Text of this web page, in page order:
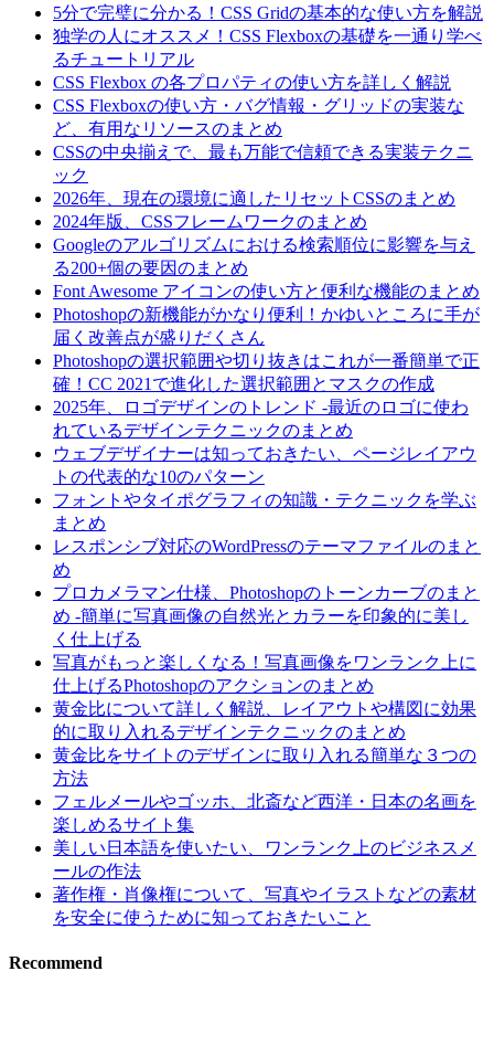
5分で完璧に分かる！CSS Gridの基本的な使い方を解説
独学の人にオススメ！CSS Flexboxの基礎を一通り学べ
るチュートリアル
CSS Flexbox の各プロパティの使い方を詳しく解説
CSS Flexboxの使い方・バグ情報・グリッドの実装な
ど、有用なリソースのまとめ
CSSの中央揃えで、最も万能で信頼できる実装テクニ
ック
2026年、現在の環境に適したリセットCSSのまとめ
2024年版、CSSフレームワークのまとめ
Googleのアルゴリズムにおける検索順位に影響を与え
る200+個の要因のまとめ
Font Awesome アイコンの使い方と便利な機能のまとめ
Photoshopの新機能がかなり便利！かゆいところに手が
届く改善点が盛りだくさん
Photoshopの選択範囲や切り抜きはこれが一番簡単で正
確！CC 2021で進化した選択範囲とマスクの作成
2025年、ロゴデザインのトレンド -最近のロゴに使わ
れているデザインテクニックのまとめ
ウェブデザイナーは知っておきたい、ページレイアウ
トの代表的な10のパターン
フォントやタイポグラフィの知識・テクニックを学ぶ
まとめ
レスポンシブ対応のWordPressのテーマファイルのまと
め
プロカメラマン仕様、Photoshopのトーンカーブのまと
め -簡単に写真画像の自然光とカラーを印象的に美し
く仕上げる
写真がもっと楽しくなる！写真画像をワンランク上に
仕上げるPhotoshopのアクションのまとめ
黄金比について詳しく解説、レイアウトや構図に効果
的に取り入れるデザインテクニックのまとめ
黄金比をサイトのデザインに取り入れる簡単な３つの
方法
フェルメールやゴッホ、北斎など西洋・日本の名画を
楽しめるサイト集
美しい日本語を使いたい、ワンランク上のビジネスメ
ールの作法
著作権・肖像権について、写真やイラストなどの素材
を安全に使うために知っておきたいこと
Recommend